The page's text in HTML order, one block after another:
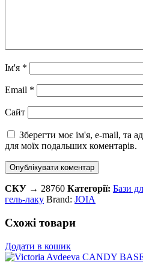
Ім'я *
Email *
Сайт
Зберегти моє ім'я, e-mail, та
для моїх подальших коментарів.
СКУ → 28760 Категорії: Бази
гель-лаку Brand: JOIA
Схожі товари
Додати в кошик